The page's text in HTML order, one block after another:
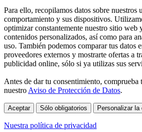
Para ello, recopilamos datos sobre nuestros
comportamiento y sus dispositivos.
optimizar constantemente nuestro sitio web
contenidos personalizados, así como para
uso. También podemos comparar tus datos
proveedores externos y mostrarte ofertas a
publicidad online, sólo si ya utilizas sus
Antes de dar tu consentimiento,
nuestro Aviso de Protección de Datos.
Aceptar Sólo obligatorios Personalizar la
Nuestra política de privacidad